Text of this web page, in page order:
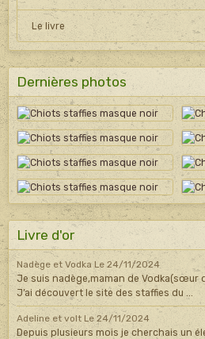
Le livre
Dernières photos
Livre d'or
Nadège et Vodka Le 24/11/2024
Je suis nadège,maman de Vodka(sœur
J’ai découvert le site des staffies du ...
Adeline et volt Le 24/11/2024
Depuis plusieurs mois je cherchais un